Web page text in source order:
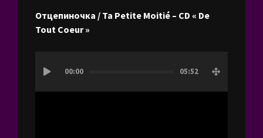
Отцепиночка / Ta Petite Moitié – CD « De
Tout Coeur »
vidéo
00:00 05:52